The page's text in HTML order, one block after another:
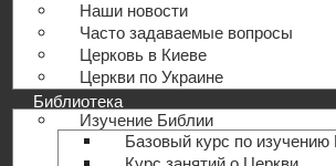
Наши новости
Часто задаваемые вопросы
Церковь в Киеве
Церкви по Украине
Библиотека
Изучение Библии
Базовый курс по изучению